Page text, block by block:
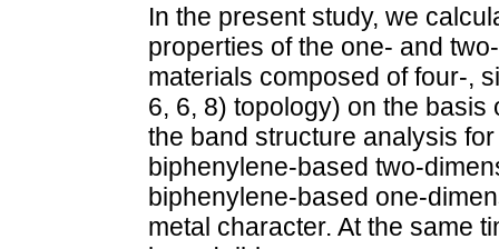
In the present study, we
properties of the one- and
materials composed of four-,
6, 6, 8) topology) on the
the band structure analysis
biphenylene-based two-
biphenylene-based one-
metal character. At the same